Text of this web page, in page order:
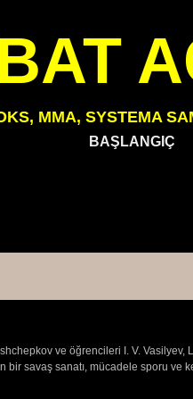
MMA, SYSTEMA
BAŞLANGIÇ
ve öğrencileri I. V.
bir savaş sanatı, mücadele sporu